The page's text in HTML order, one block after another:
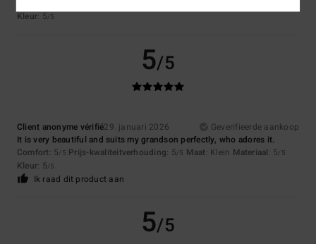
Kleur: 5/5
5/5
Client anonyme vérifié29. januari 2026
Geverifieerde aankoop
It is very beautiful and suits my grandson perfectly, who adores it.
Comfort: 5/5 Prijs-kwaliteitverhouding: 5/5 Maat: Klein Materiaal: 5/5
Kleur: 5/5
Ik raad dit product aan
5/5